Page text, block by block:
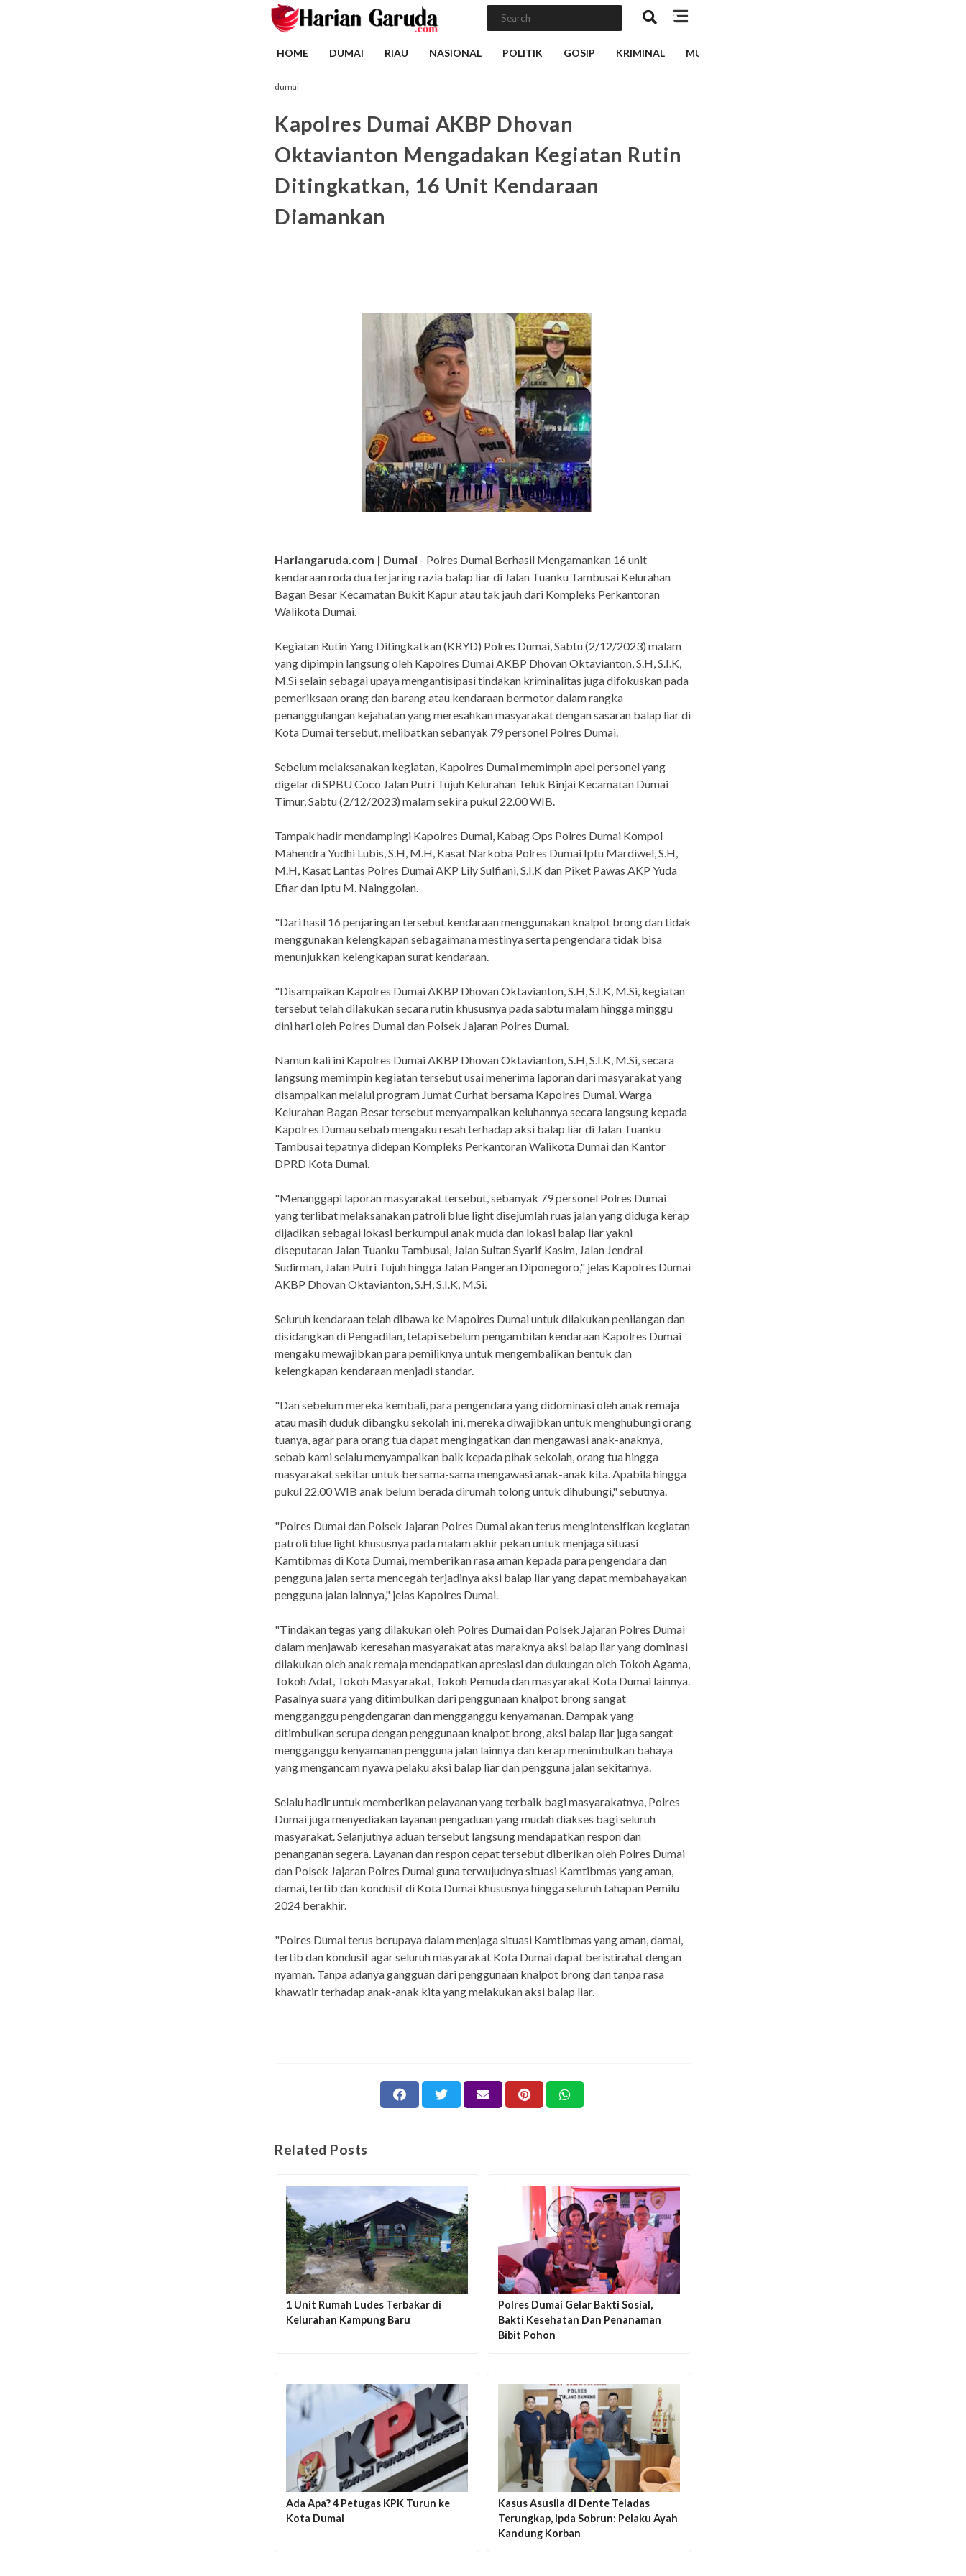
HOME DUMAI RIAU NASIONAL POLITIK GOSIP KRIMINAL MUSIK
dumai
Kapolres Dumai AKBP Dhovan
Oktavianton Mengadakan Kegiatan Rutin
Ditingkatkan, 16 Unit Kendaraan
Diamankan
Hariangaruda.com | Dumai - Polres Dumai Berhasil Mengamankan 16 unit
kendaraan roda dua terjaring razia balap liar di Jalan Tuanku Tambusai Kelurahan
Bagan Besar Kecamatan Bukit Kapur atau tak jauh dari Kompleks Perkantoran
Walikota Dumai.
Kegiatan Rutin Yang Ditingkatkan (KRYD) Polres Dumai, Sabtu (2/12/2023) malam
yang dipimpin langsung oleh Kapolres Dumai AKBP Dhovan Oktavianton, S.H, S.I.K,
M.Si selain sebagai upaya mengantisipasi tindakan kriminalitas juga difokuskan pada
pemeriksaan orang dan barang atau kendaraan bermotor dalam rangka
penanggulangan kejahatan yang meresahkan masyarakat dengan sasaran balap liar di
Kota Dumai tersebut, melibatkan sebanyak 79 personel Polres Dumai.
Sebelum melaksanakan kegiatan, Kapolres Dumai memimpin apel personel yang
digelar di SPBU Coco Jalan Putri Tujuh Kelurahan Teluk Binjai Kecamatan Dumai
Timur, Sabtu (2/12/2023) malam sekira pukul 22.00 WIB.
Tampak hadir mendampingi Kapolres Dumai, Kabag Ops Polres Dumai Kompol
Mahendra Yudhi Lubis, S.H, M.H, Kasat Narkoba Polres Dumai Iptu Mardiwel, S.H,
M.H, Kasat Lantas Polres Dumai AKP Lily Sulfiani, S.I.K dan Piket Pawas AKP Yuda
Efiar dan Iptu M. Nainggolan.
"Dari hasil 16 penjaringan tersebut kendaraan menggunakan knalpot brong dan tidak
menggunakan kelengkapan sebagaimana mestinya serta pengendara tidak bisa
menunjukkan kelengkapan surat kendaraan.
"Disampaikan Kapolres Dumai AKBP Dhovan Oktavianton, S.H, S.I.K, M.Si, kegiatan
tersebut telah dilakukan secara rutin khususnya pada sabtu malam hingga minggu
dini hari oleh Polres Dumai dan Polsek Jajaran Polres Dumai.
Namun kali ini Kapolres Dumai AKBP Dhovan Oktavianton, S.H, S.I.K, M.Si, secara
langsung memimpin kegiatan tersebut usai menerima laporan dari masyarakat yang
disampaikan melalui program Jumat Curhat bersama Kapolres Dumai. Warga
Kelurahan Bagan Besar tersebut menyampaikan keluhannya secara langsung kepada
Kapolres Dumau sebab mengaku resah terhadap aksi balap liar di Jalan Tuanku
Tambusai tepatnya didepan Kompleks Perkantoran Walikota Dumai dan Kantor
DPRD Kota Dumai.
"Menanggapi laporan masyarakat tersebut, sebanyak 79 personel Polres Dumai
yang terlibat melaksanakan patroli blue light disejumlah ruas jalan yang diduga kerap
dijadikan sebagai lokasi berkumpul anak muda dan lokasi balap liar yakni
diseputaran Jalan Tuanku Tambusai, Jalan Sultan Syarif Kasim, Jalan Jendral
Sudirman, Jalan Putri Tujuh hingga Jalan Pangeran Diponegoro," jelas Kapolres Dumai
AKBP Dhovan Oktavianton, S.H, S.I.K, M.Si.
Seluruh kendaraan telah dibawa ke Mapolres Dumai untuk dilakukan penilangan dan
disidangkan di Pengadilan, tetapi sebelum pengambilan kendaraan Kapolres Dumai
mengaku mewajibkan para pemiliknya untuk mengembalikan bentuk dan
kelengkapan kendaraan menjadi standar.
"Dan sebelum mereka kembali, para pengendara yang didominasi oleh anak remaja
atau masih duduk dibangku sekolah ini, mereka diwajibkan untuk menghubungi orang
tuanya, agar para orang tua dapat mengingatkan dan mengawasi anak-anaknya,
sebab kami selalu menyampaikan baik kepada pihak sekolah, orang tua hingga
masyarakat sekitar untuk bersama-sama mengawasi anak-anak kita. Apabila hingga
pukul 22.00 WIB anak belum berada dirumah tolong untuk dihubungi," sebutnya.
"Polres Dumai dan Polsek Jajaran Polres Dumai akan terus mengintensifkan kegiatan
patroli blue light khususnya pada malam akhir pekan untuk menjaga situasi
Kamtibmas di Kota Dumai, memberikan rasa aman kepada para pengendara dan
pengguna jalan serta mencegah terjadinya aksi balap liar yang dapat membahayakan
pengguna jalan lainnya," jelas Kapolres Dumai.
"Tindakan tegas yang dilakukan oleh Polres Dumai dan Polsek Jajaran Polres Dumai
dalam menjawab keresahan masyarakat atas maraknya aksi balap liar yang dominasi
dilakukan oleh anak remaja mendapatkan apresiasi dan dukungan oleh Tokoh Agama,
Tokoh Adat, Tokoh Masyarakat, Tokoh Pemuda dan masyarakat Kota Dumai lainnya.
Pasalnya suara yang ditimbulkan dari penggunaan knalpot brong sangat
mengganggu pengdengaran dan mengganggu kenyamanan. Dampak yang
ditimbulkan serupa dengan penggunaan knalpot brong, aksi balap liar juga sangat
mengganggu kenyamanan pengguna jalan lainnya dan kerap menimbulkan bahaya
yang mengancam nyawa pelaku aksi balap liar dan pengguna jalan sekitarnya.
Selalu hadir untuk memberikan pelayanan yang terbaik bagi masyarakatnya, Polres
Dumai juga menyediakan layanan pengaduan yang mudah diakses bagi seluruh
masyarakat. Selanjutnya aduan tersebut langsung mendapatkan respon dan
penanganan segera. Layanan dan respon cepat tersebut diberikan oleh Polres Dumai
dan Polsek Jajaran Polres Dumai guna terwujudnya situasi Kamtibmas yang aman,
damai, tertib dan kondusif di Kota Dumai khususnya hingga seluruh tahapan Pemilu
2024 berakhir.
"Polres Dumai terus berupaya dalam menjaga situasi Kamtibmas yang aman, damai,
tertib dan kondusif agar seluruh masyarakat Kota Dumai dapat beristirahat dengan
nyaman. Tanpa adanya gangguan dari penggunaan knalpot brong dan tanpa rasa
khawatir terhadap anak-anak kita yang melakukan aksi balap liar.
Related Posts
1 Unit Rumah Ludes Terbakar di
Kelurahan Kampung Baru
Polres Dumai Gelar Bakti Sosial,
Bakti Kesehatan Dan Penanaman
Bibit Pohon
Ada Apa? 4 Petugas KPK Turun ke
Kota Dumai
Kasus Asusila di Dente Teladas
Terungkap, Ipda Sobrun: Pelaku Ayah
Kandung Korban